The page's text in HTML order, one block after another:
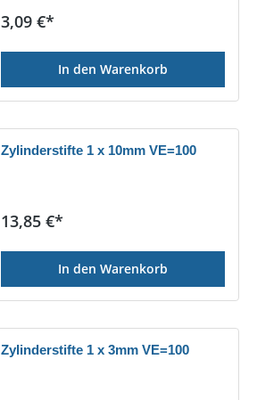
Regulärer Preis:
3,09 €*
In den Warenkorb
Zylinderstifte 1 x 10mm VE=100
Regulärer Preis:
13,85 €*
In den Warenkorb
Zylinderstifte 1 x 3mm VE=100